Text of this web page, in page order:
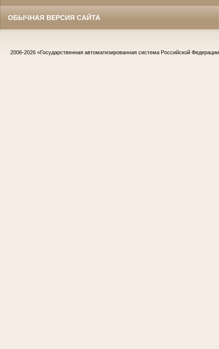
ОБЫЧНАЯ ВЕРСИЯ САЙТА
2006-2026 «Государственная автоматизированная система Российской